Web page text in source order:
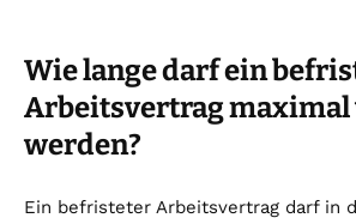
Wie lange darf ein
Arbeitsvertrag
werden?
Ein befristeter Arbeitsvertrag darf in